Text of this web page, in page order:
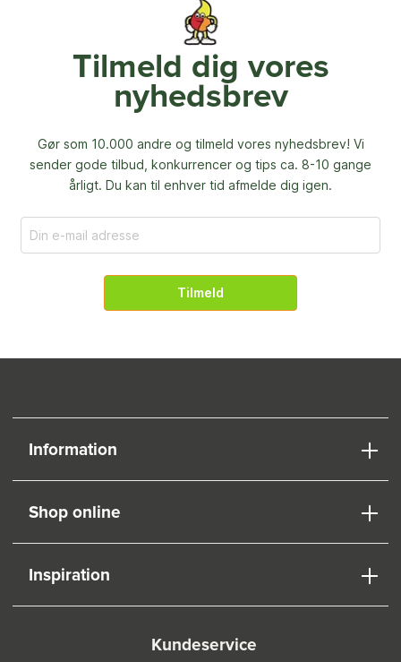
Tilmeld dig vores
nyhedsbrev
Gør som 10.000 andre og tilmeld vores nyhedsbrev! Vi
sender gode tilbud, konkurrencer og tips ca. 8-10 gange
årligt. Du kan til enhver tid afmelde dig igen.
Tilmeld
Information
Shop online
Inspiration
Kundeservice